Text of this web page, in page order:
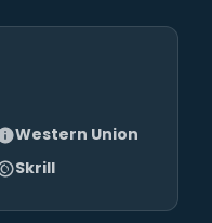
Western Union
Skrill